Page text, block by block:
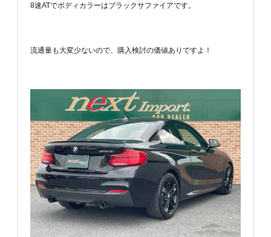
8速ATでボディカラーはブラックサファイアです。
流通量も大変少ないので、購入検討の価値ありですよ！